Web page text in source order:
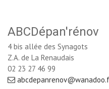
ABCDépan'rénov
4 bis allée des Synagots
Z.A. de La Renaudais
02 23 27 46 99